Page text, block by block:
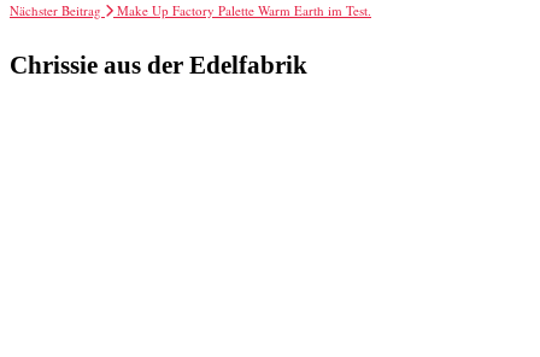
Nächster Beitrag
Make Up Factory Palette Warm Earth im Test.
Chrissie aus der Edelfabrik